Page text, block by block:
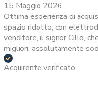
15 Maggio 2026
Ottima esperienza di
spazio ridotto, con
venditore, il signor Cillo,
migliori, assolutamente
Acquirente verificato